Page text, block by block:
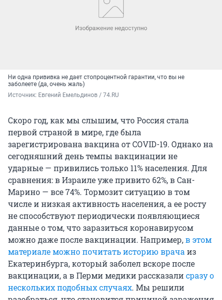
Ни одна прививка не дает стопроцентной гарантии, что вы не
заболеете (да, очень жаль)
Источник: Евгений Емельдинов / 74.RU
Скоро год, как мы слышим, что Россия стала
первой страной в мире, где была
зарегистрирована вакцина от COVID-19. Однако на
сегодняшний день темпы вакцинации не
ударные — привились только 11% населения. Для
сравнения: в Израиле уже привито 62%, в Сан-
Марино — все 74%. Тормозит ситуацию в том
числе и низкая активность населения, а ее росту
не способствуют периодически появляющиеся
данные о том, что заразиться коронавирусом
можно даже после вакцинации. Например,в этом
материале можно почитать историю врача из
Екатеринбурга, который заболел вскоре после
вакцинации, а в Перми медики рассказалисразу о
нескольких подобных случаях. Мы решили